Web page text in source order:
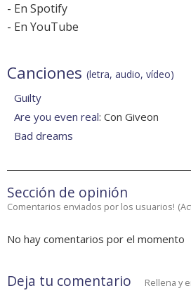
- En Spotify
- En YouTube
Canciones (letra, audio, vídeo)
Guilty
Are you even real: Con Giveon
Bad dreams
Sección de opinión
Comentarios enviados por los usuarios! (
No hay comentarios por el momento
Deja tu comentario Rellena y